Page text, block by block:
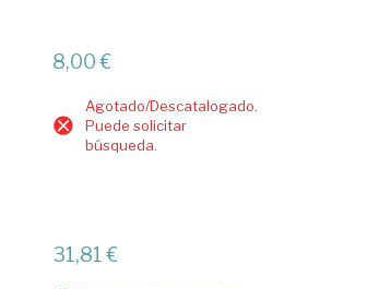
8,00 €
Agotado/Descatalogado.
Puede solicitar
búsqueda.
31,81 €